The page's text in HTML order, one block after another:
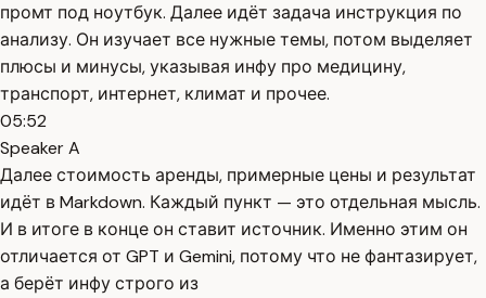
промт под ноутбук. Далее идёт задача инструкция по
анализу. Он изучает все нужные темы, потом выделяет
плюсы и минусы, указывая инфу про медицину,
транспорт, интернет, климат и прочее.
05:52
Speaker A
Далее стоимость аренды, примерные цены и результат
идёт в Markdown. Каждый пункт — это отдельная мысль.
И в итоге в конце он ставит источник. Именно этим он
отличается от GPT и Gemini, потому что не фантазирует,
а берёт инфу строго из